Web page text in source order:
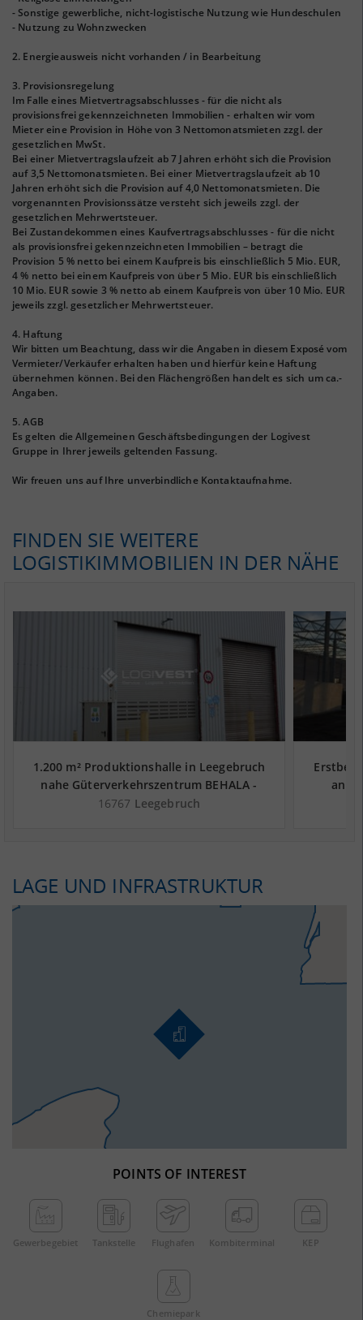
- Sonstige gewerbliche, nicht-logistische Nutzung wie Hundeschulen
- Nutzung zu Wohnzwecken
2. Energieausweis nicht vorhanden / in Bearbeitung
3. Provisionsregelung
Im Falle eines Mietvertragsabschlusses - für die nicht als
provisionsfrei gekennzeichneten Immobilien - erhalten wir vom
Mieter eine Provision in Höhe von 3 Nettomonatsmieten zzgl. der
gesetzlichen MwSt.
Bei einer Mietvertragslaufzeit ab 7 Jahren erhöht sich die Provision
auf 3,5 Nettomonatsmieten. Bei einer Mietvertragslaufzeit ab 10
Jahren erhöht sich die Provision auf 4,0 Nettomonatsmieten. Die
vorgenannten Provisionssätze versteht sich jeweils zzgl. der
gesetzlichen Mehrwertsteuer.
Bei Zustandekommen eines Kaufvertragsabschlusses - für die nicht
als provisionsfrei gekennzeichneten Immobilien – betragt die
Provision 5 % netto bei einem Kaufpreis bis einschließlich 5 Mio. EUR,
4 % netto bei einem Kaufpreis von über 5 Mio. EUR bis einschließlich
10 Mio. EUR sowie 3 % netto ab einem Kaufpreis von über 10 Mio. EUR
jeweils zzgl. gesetzlicher Mehrwertsteuer.
4. Haftung
Wir bitten um Beachtung, dass wir die Angaben in diesem Exposé vom
Vermieter/Verkäufer erhalten haben und hierfür keine Haftung
übernehmen können. Bei den Flächengrößen handelt es sich um ca.-
Angaben.
5. AGB
Es gelten die Allgemeinen Geschäftsbedingungen der Logivest
Gruppe in Ihrer jeweils geltenden Fassung.
Wir freuen uns auf Ihre unverbindliche Kontaktaufnahme.
FINDEN SIE WEITERE
LOGISTIKIMMOBILIEN IN DER NÄHE
1.200 m² Produktionshalle in Leegebruch
nahe Güterverkehrszentrum BEHALA -
Landkreis Oberhavel
16767 Leegebruch
an
LAGE UND INFRASTRUKTUR
POINTS OF INTEREST
Gewerbe­gebiet Tankstelle Flughafen Kombi­terminal KEP
Chemie­park